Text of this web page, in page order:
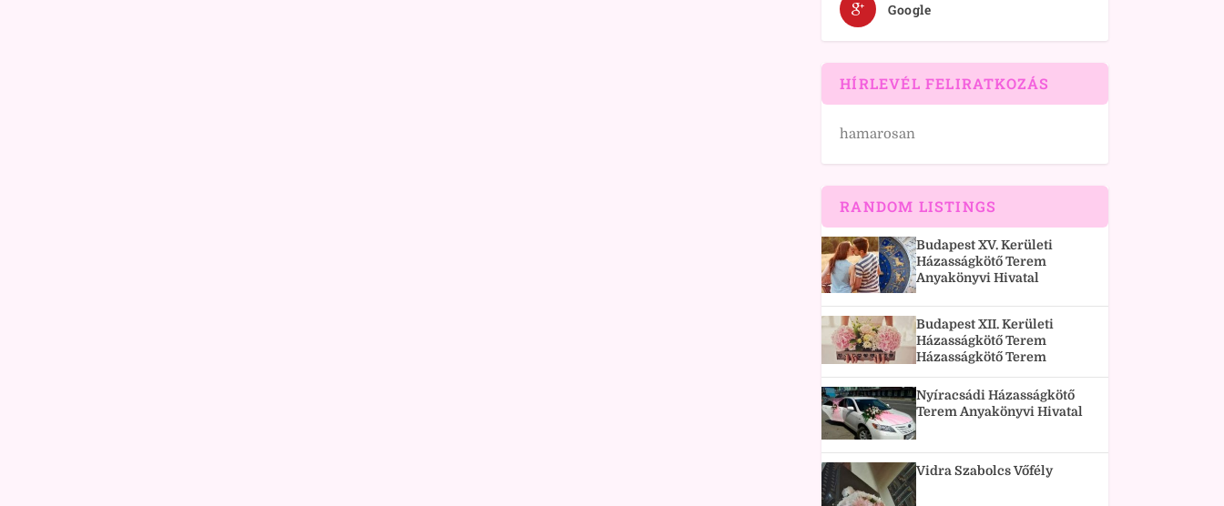
Google
HÍRLEVÉL FELIRATKOZÁS
hamarosan
RANDOM LISTINGS
Budapest XV. Kerületi
Házasságkötő Terem
Anyakönyvi Hivatal
Budapest XII. Kerületi
Házasságkötő Terem
Házasságkötő Terem
Nyíracsádi Házasságkötő
Terem Anyakönyvi Hivatal
Vidra Szabolcs Vőfély